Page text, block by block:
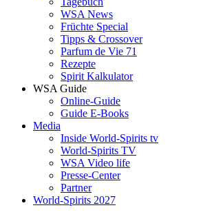
WSA News
Früchte Special
Tipps & Crossover
Parfum de Vie 71
Rezepte
Spirit Kalkulator
WSA Guide
Online-Guide
Guide E-Books
Media
Inside World-Spirits tv
World-Spirits TV
WSA Video life
Presse-Center
Partner
World-Spirits 2027